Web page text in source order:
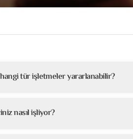
tür işletmeler yararlanabilir?
nasıl işliyor?